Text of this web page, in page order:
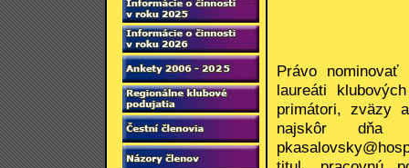
Právo
laureáti
primátori, zväzy
najskôr dňa